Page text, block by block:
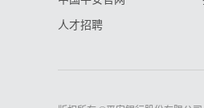
人才招聘